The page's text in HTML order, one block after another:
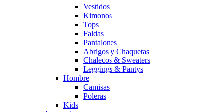
Vestidos
Kimonos
Tops
Faldas
Pantalones
Abrigos y Chaquetas
Chalecos & Sweaters
Leggings & Pantys
Hombre
Camisas
Poleras
Kids